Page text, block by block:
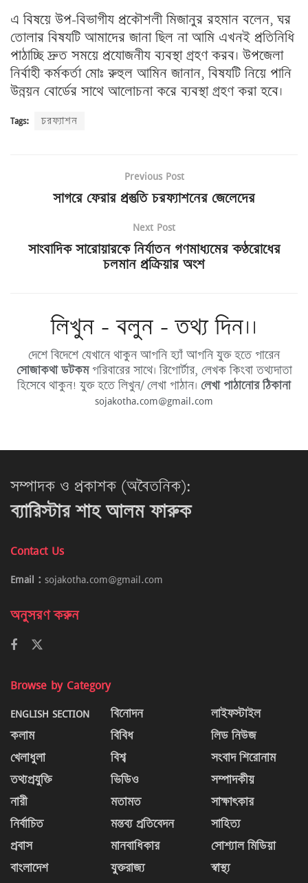
এ বিষয়ে উপ-বিভাগীয প্রকৌশলী মিজানুর রহমান বলেন, ঘর
তোলার বিষযটি আমাদের জানা ছিল না আমি এখনই প্রতিনিধি
পাঠাচ্ছি দ্রুত সময়ে প্রযােজনীয ব্যবস্থা গ্রহণ করব। উপজেলা
নির্বাহী কর্মকর্তা মোঃ রুহুল আমিন জানান, বিষযটি নিয়ে পানি
উন্নয়ন বোর্ডের সাথে আলোচনা করে ব্যবস্থা গ্রহণ করা হবে।
Tags: চরফ্যাশন
Previous Post
সাগরে ফেরার প্রস্তুতি চরফ্যাশনের জেলেদের
Next Post
সাংবাদিক সারোয়ারকে নির্যাতন গণমাধ্যমের কণ্ঠরোধের
চলমান প্রক্রিয়ার অংশ
লিখুন - বলুন - তথ্য দিন।।
দেশে বিদেশে যেখানে থাকুন আপনি হ্যাঁ আপনি যুক্ত হতে পারেন
সোজাকথা ডটকমপরিবারের সাথে। রিপোর্টার, লেখক কিংবা তথ্যদাতা
হিসেবে থাকুন! যুক্ত হতে লিখুন/ লেখা পাঠান। লেখা পাঠানোর ঠিকানা
sojakotha.com@gmail.com
সম্পাদক ও প্রকাশক (অবৈতনিক):
ব্যারিস্টার শাহ আলম ফারুক
Contact Us
Email : sojakotha.com@gmail.com
অনুসরণ করুন
Browse by Category
ENGLISH SECTION
কলাম
খেলাধুলা
তথ্যপ্রযুক্তি
নারী
নির্বাচিত
প্রবাস
বাংলাদেশ
বিনোদন
বিবিধ
বিশ্ব
ভিডিও
মতামত
মন্তব্য প্রতিবেদন
মানবাধিকার
যুক্তরাজ্য
লাইফস্টাইল
লিড নিউজ
সংবাদ শিরোনাম
সম্পাদকীয়
সাক্ষাৎকার
সাহিত্য
সোশ্যাল মিডিয়া
স্বাস্থ্য